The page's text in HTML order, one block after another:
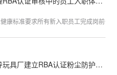
康标准要求所有新入职员工完成岗前体
深圳创思维企业辅导玩具厂建立RBA认证粉尘防护体系